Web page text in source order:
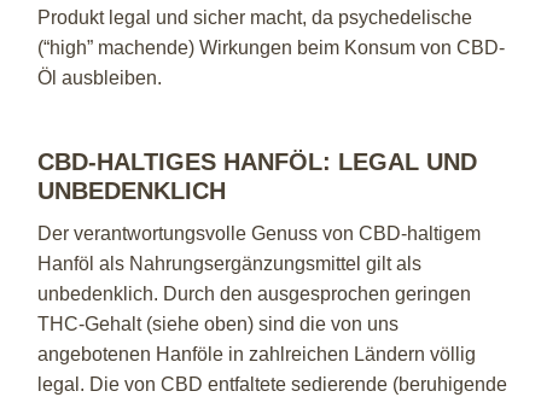
Produkt legal und sicher macht, da psychedelische
(“high” machende) Wirkungen beim Konsum von CBD-
Öl ausbleiben.
CBD-HALTIGES HANFÖL: LEGAL UND
UNBEDENKLICH
Der verantwortungsvolle Genuss von CBD-haltigem
Hanföl als Nahrungsergänzungsmittel gilt als
unbedenklich. Durch den ausgesprochen geringen
THC-Gehalt (siehe oben) sind die von uns
angebotenen Hanföle in zahlreichen Ländern völlig
legal. Die von CBD entfaltete sedierende (beruhigende